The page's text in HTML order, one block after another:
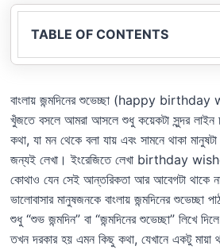
TABLE OF CONTENTS
বাংলায় জন্মদিনের শুভেচ্ছা (happy
খুঁজতে বসলে আমরা আসলে শুধু কয়েকটা সুন্দর লাইন
কথা, যা মন থেকে বলা যায় এবং সামনে থাকা
জন্যই লেখা। ইংরেজিতে লেখা birthday
কোথাও যেন সেই আন্তরিকতা আর আবেগটা থাকে
ভালোবাসার মানুষজনকে বাংলায় জন্মদিনের শুভেচ্ছা
শুধু “শুভ জন্মদিন” বা “জন্মদিনের শুভেচ্ছা” লিখে
তখন দরকার হয় এমন কিছু কথা, যেখানে একটু